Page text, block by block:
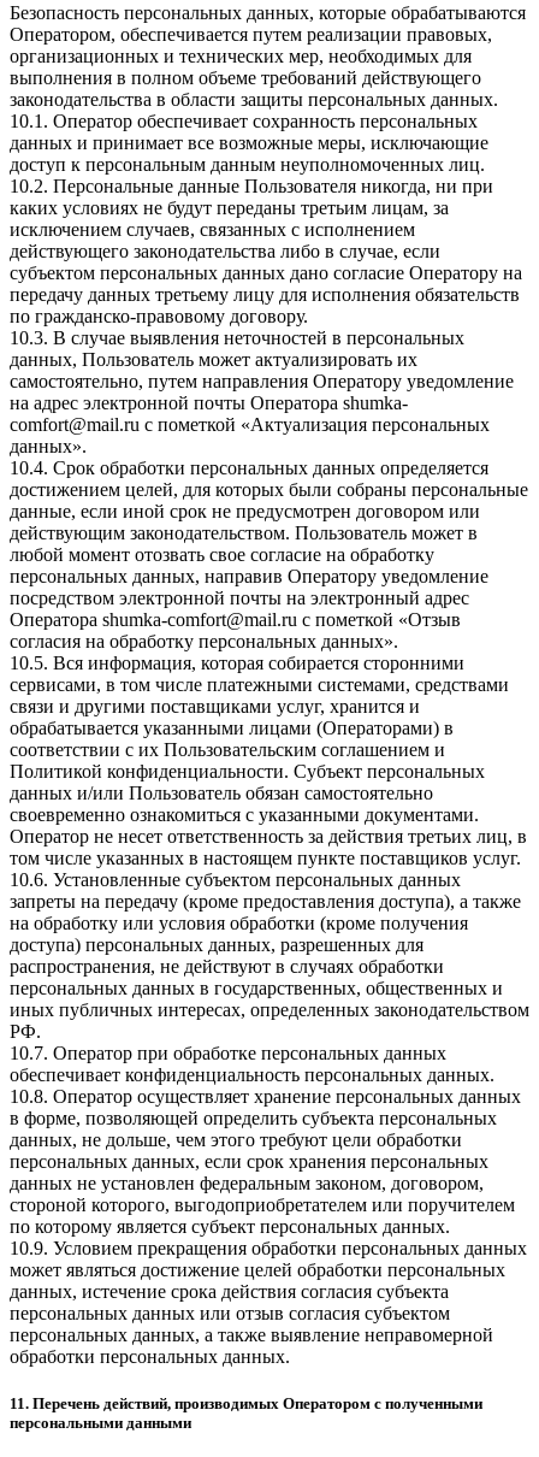
Безопасность персональных данных, которые обрабатываются
Оператором, обеспечивается путем реализации правовых,
организационных и технических мер, необходимых для
выполнения в полном объеме требований действующего
законодательства в области защиты персональных данных.
10.1. Оператор обеспечивает сохранность персональных
данных и принимает все возможные меры, исключающие
доступ к персональным данным неуполномоченных лиц.
10.2. Персональные данные Пользователя никогда, ни при
каких условиях не будут переданы третьим лицам, за
исключением случаев, связанных с исполнением
действующего законодательства либо в случае, если
субъектом персональных данных дано согласие Оператору на
передачу данных третьему лицу для исполнения обязательств
по гражданско-правовому договору.
10.3. В случае выявления неточностей в персональных
данных, Пользователь может актуализировать их
самостоятельно, путем направления Оператору уведомление
на адрес электронной почты Оператора shumka-
comfort@mail.ru с пометкой «Актуализация персональных
данных».
10.4. Срок обработки персональных данных определяется
достижением целей, для которых были собраны персональные
данные, если иной срок не предусмотрен договором или
действующим законодательством. Пользователь может в
любой момент отозвать свое согласие на обработку
персональных данных, направив Оператору уведомление
посредством электронной почты на электронный адрес
Оператора shumka-comfort@mail.ru с пометкой «Отзыв
согласия на обработку персональных данных».
10.5. Вся информация, которая собирается сторонними
сервисами, в том числе платежными системами, средствами
связи и другими поставщиками услуг, хранится и
обрабатывается указанными лицами (Операторами) в
соответствии с их Пользовательским соглашением и
Политикой конфиденциальности. Субъект персональных
данных и/или Пользователь обязан самостоятельно
своевременно ознакомиться с указанными документами.
Оператор не несет ответственность за действия третьих лиц, в
том числе указанных в настоящем пункте поставщиков услуг.
10.6. Установленные субъектом персональных данных
запреты на передачу (кроме предоставления доступа), а также
на обработку или условия обработки (кроме получения
доступа) персональных данных, разрешенных для
распространения, не действуют в случаях обработки
персональных данных в государственных, общественных и
иных публичных интересах, определенных законодательством
РФ.
10.7. Оператор при обработке персональных данных
обеспечивает конфиденциальность персональных данных.
10.8. Оператор осуществляет хранение персональных данных
в форме, позволяющей определить субъекта персональных
данных, не дольше, чем этого требуют цели обработки
персональных данных, если срок хранения персональных
данных не установлен федеральным законом, договором,
стороной которого, выгодоприобретателем или поручителем
по которому является субъект персональных данных.
10.9. Условием прекращения обработки персональных данных
может являться достижение целей обработки персональных
данных, истечение срока действия согласия субъекта
персональных данных или отзыв согласия субъектом
персональных данных, а также выявление неправомерной
обработки персональных данных.
11. Перечень действий, производимых Оператором с полученными
персональными данными